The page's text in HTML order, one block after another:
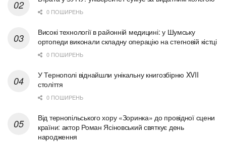
0 ПОШИРЕНЬ
Високі технології в районній медицині: у Шумську
ортопеди виконали складну операцію на стегновій кістці
0 ПОШИРЕНЬ
У Тернополі віднайшли унікальну книгозбірню XVII
століття
0 ПОШИРЕНЬ
Від тернопільського хору «Зоринка» до провідної сцени
країни: актор Роман Ясіновський святкує день
народження